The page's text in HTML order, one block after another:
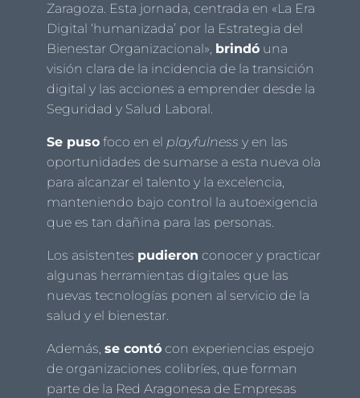
Zaragoza. Esta jornada, centrada en «La Era
Digital ‘humanizada’ por la Estrategia del
Bienestar Organizacional», brindóuna
visión clara de la incidencia de la transición
digital y las acciones a emprender desde la
Seguridad y Salud Laboral.
Se pusofoco en el playfulness y en las
oportunidades de sumarse a esta nueva ola
para alcanzar el talento y la excelencia,
manteniendo bajo control la autoexigencia
que es tan dañina para las personas.
Los asistentes pudieron conocer y practicar
algunas herramientas digitales que las
nuevas tecnologías ponen al servicio de la
salud y el bienestar.
Además, se contócon experiencias espejo
de organizaciones colibríes, que forman
parte de la Red Aragonesa de Empresas